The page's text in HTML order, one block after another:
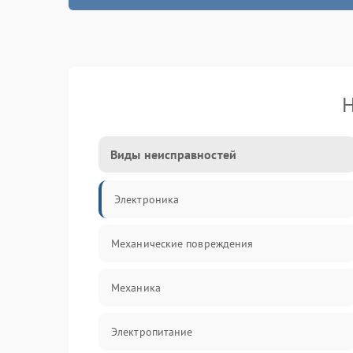
Виды неисправностей
Электроника
Механические повреждения
Механика
Электропитание